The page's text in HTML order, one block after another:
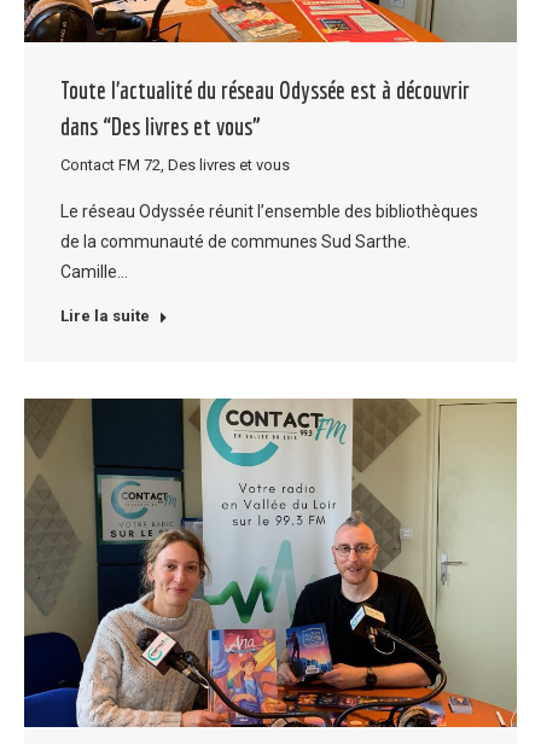
Toute l’actualité du réseau Odyssée est à découvrir
dans “Des livres et vous”
Contact FM 72 Des livres et vous
Le réseau Odyssée réunit l’ensemble des bibliothèques
de la communauté de communes Sud Sarthe.
Camille…
Lire la suite